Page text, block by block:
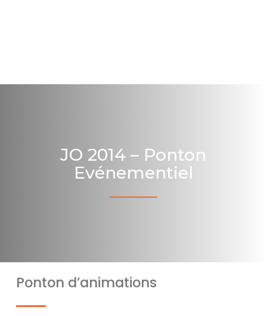
JO 2014 – Ponton
Evénementiel
Ponton d’animations